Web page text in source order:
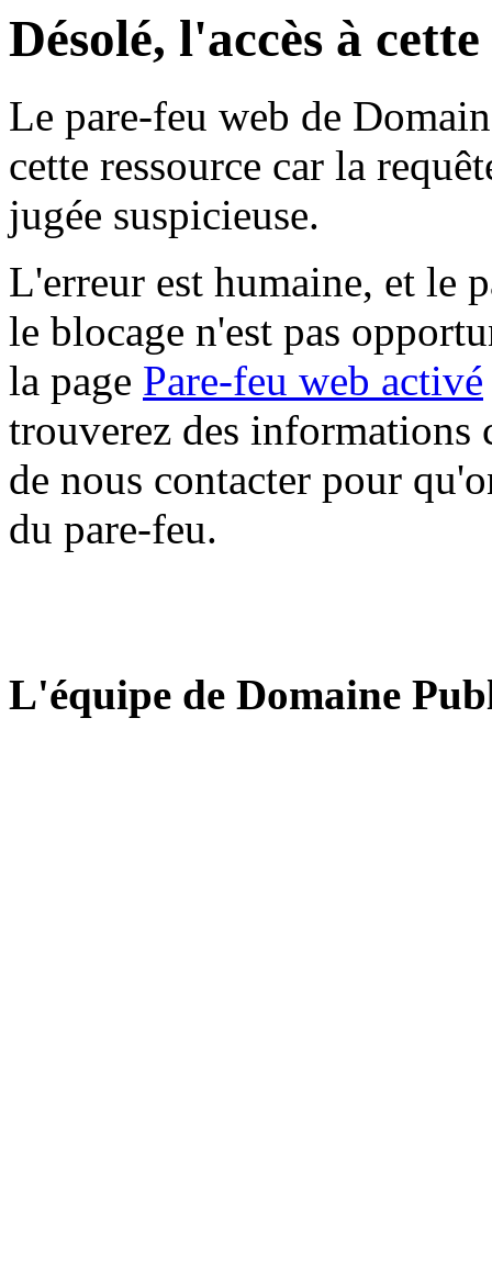
Désolé, l'accès à
Le pare-feu web de
cette ressource car la
jugée suspicieuse.
L'erreur est humaine, et le
le blocage n'est pas
la page Pare-feu web activé
trouverez des informations
de nous contacter pour
du pare-feu.
L'équipe de Domaine